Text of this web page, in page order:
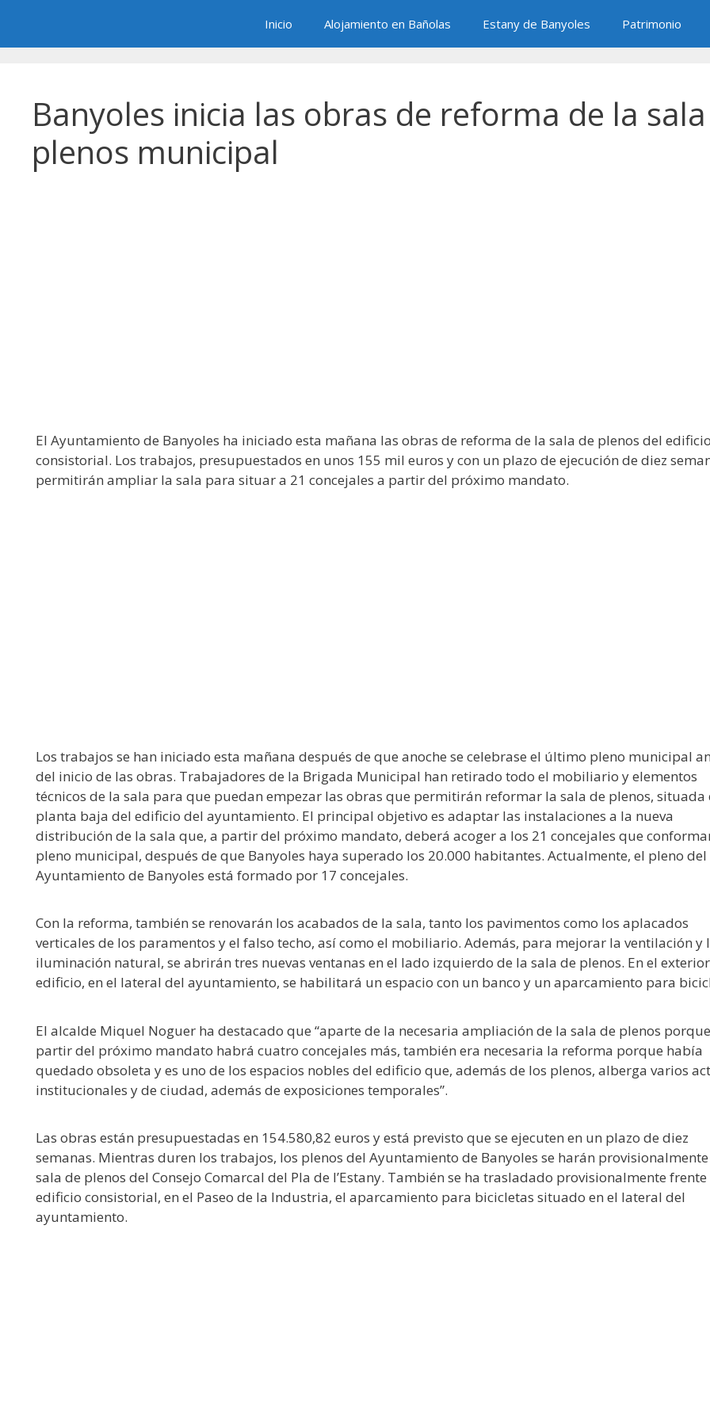
contenido
Inicio Alojamiento en Bañolas Estany de Banyoles Patrimonio
Banyoles inicia las obras de reforma de la
plenos municipal
El Ayuntamiento de Banyoles ha iniciado esta mañana las obras de reforma de la sala de plenos del edificio
consistorial. Los trabajos, presupuestados en unos 155 mil euros y con un plazo de ejecución de diez
permitirán ampliar la sala para situar a 21 concejales a partir del próximo mandato.
Los trabajos se han iniciado esta mañana después de que anoche se celebrase el último pleno municipal
del inicio de las obras. Trabajadores de la Brigada Municipal han retirado todo el mobiliario y elementos
técnicos de la sala para que puedan empezar las obras que permitirán reformar la sala de plenos, situada
planta baja del edificio del ayuntamiento. El principal objetivo es adaptar las instalaciones a la nueva
distribución de la sala que, a partir del próximo mandato, deberá acoger a los 21 concejales que
pleno municipal, después de que Banyoles haya superado los 20.000 habitantes. Actualmente, el pleno del
Ayuntamiento de Banyoles está formado por 17 concejales.
Con la reforma, también se renovarán los acabados de la sala, tanto los pavimentos como los aplacados
verticales de los paramentos y el falso techo, así como el mobiliario. Además, para mejorar la ventilación y
iluminación natural, se abrirán tres nuevas ventanas en el lado izquierdo de la sala de plenos. En el
edificio, en el lateral del ayuntamiento, se habilitará un espacio con un banco y un aparcamiento para
El alcalde Miquel Noguer ha destacado que “aparte de la necesaria ampliación de la sala de plenos
partir del próximo mandato habrá cuatro concejales más, también era necesaria la reforma porque había
quedado obsoleta y es uno de los espacios nobles del edificio que, además de los plenos, alberga varios
institucionales y de ciudad, además de exposiciones temporales”.
Las obras están presupuestadas en 154.580,82 euros y está previsto que se ejecuten en un plazo de diez
semanas. Mientras duren los trabajos, los plenos del Ayuntamiento de Banyoles se harán provisionalmente
sala de plenos del Consejo Comarcal del Pla de l’Estany. También se ha trasladado provisionalmente frente
edificio consistorial, en el Paseo de la Industria, el aparcamiento para bicicletas situado en el lateral del
ayuntamiento.